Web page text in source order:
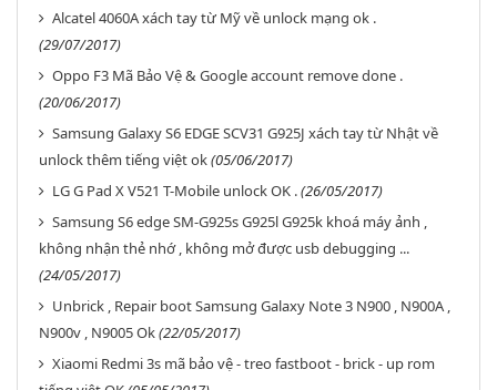
Alcatel 4060A xách tay từ Mỹ về unlock mạng ok .
(29/07/2017)
Oppo F3 Mã Bảo Vệ & Google account remove done .
(20/06/2017)
Samsung Galaxy S6 EDGE SCV31 G925J xách tay từ Nhật về
unlock thêm tiếng việt ok(05/06/2017)
LG G Pad X V521 T-Mobile unlock OK .(26/05/2017)
Samsung S6 edge SM-G925s G925l G925k khoá máy ảnh ,
không nhận thẻ nhớ , không mở được usb debugging ...
(24/05/2017)
Unbrick , Repair boot Samsung Galaxy Note 3 N900 , N900A ,
N900v , N9005 Ok(22/05/2017)
Xiaomi Redmi 3s mã bảo vệ - treo fastboot - brick - up rom